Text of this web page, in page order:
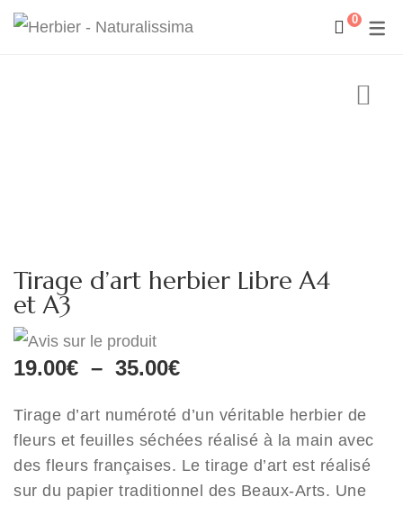
0
Tirage d’art herbier Libre A4
et A3
19.00€ – 35.00€Plage
prix :
19.00€
à
35.00€
Tirage d’art numéroté d’un véritable herbier de
fleurs et feuilles séchées réalisé à la main avec
des fleurs françaises. Le tirage d’art est réalisé
sur du papier traditionnel des Beaux-Arts. Une